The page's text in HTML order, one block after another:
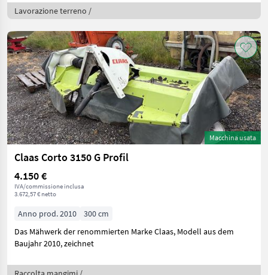
Lavorazione terreno /
Macchina usata
Claas Corto 3150 G Profil
4.150 €
IVA/commissione inclusa
3.672,57 € netto
Anno prod. 2010
300 cm
Das Mähwerk der renommierten Marke Claas, Modell aus dem
Baujahr 2010, zeichnet